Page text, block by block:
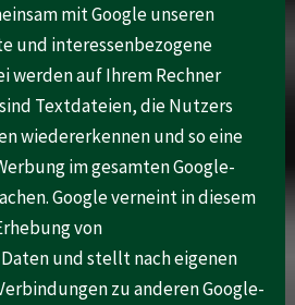
mit Google unseren
und interessenbezogene
werden auf Ihrem Rechner
Textdateien, die Nutzers
wiedererkennen und so eine
im gesamten Google-
Google verneint in diesem
von
und stellt nach eigenen
zu anderen Google-